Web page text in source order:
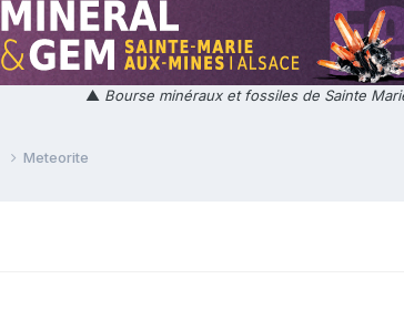
▲ Bourse minéraux et fossiles de Sainte
Meteorite